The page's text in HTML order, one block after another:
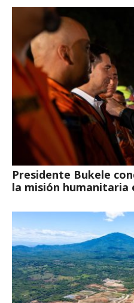
Presidente Bukele
la misión humanitaria